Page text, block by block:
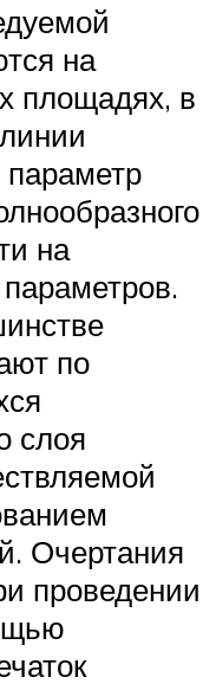
на
площадях, в
на
по
слоя
Очертания
проведении